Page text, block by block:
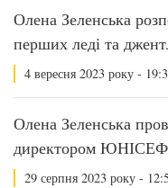
Олена Зеленська
перших леді та
4 вересня 2023 року -
Олена Зеленська
директором
29 серпня 2023 року -